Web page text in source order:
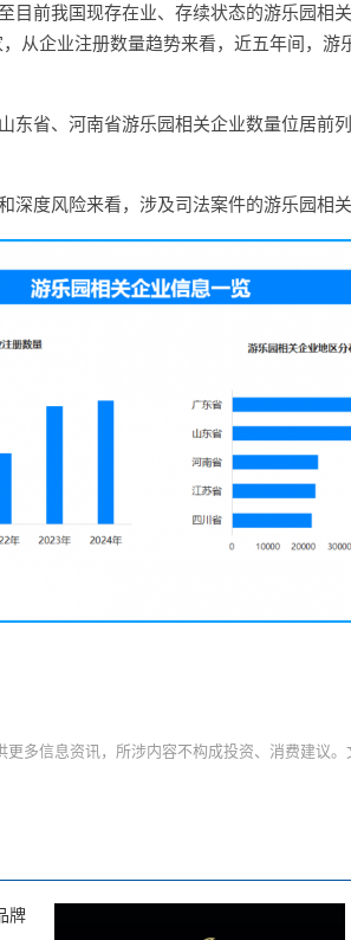
目前我国现存在业、存续状态的游乐园相
从企业注册数量趋势来看，近五年间，
东省、河南省游乐园相关企业数量位居前
深度风险来看，涉及司法案件的游乐园相
多信息资讯，所涉内容不构成投资、消费建议